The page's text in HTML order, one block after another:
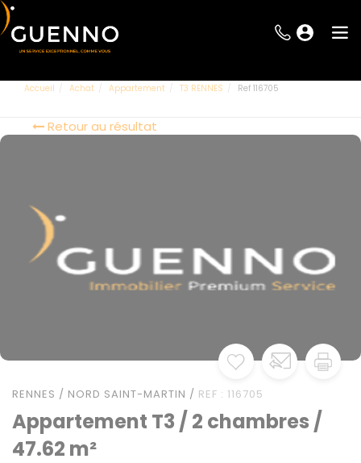
Accueil Achat Appartement T3 RENNES Ref 116705
Retour au résultat
RENNES / NORD SAINT-MARTIN / REF : 116705
Appartement T3 / 2 chambres /
47.62 m²